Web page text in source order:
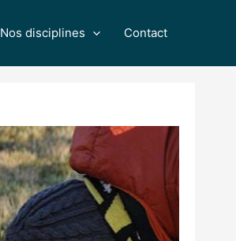
Nos disciplines Contact